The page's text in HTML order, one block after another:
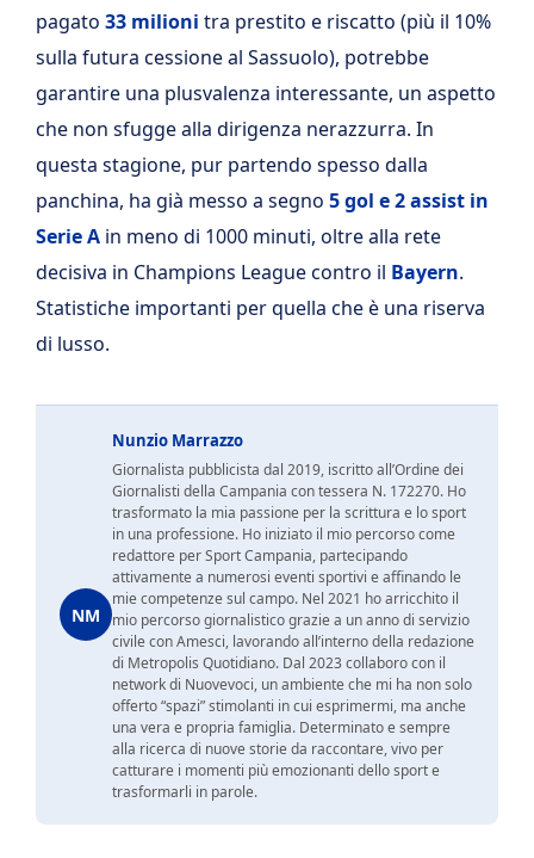
pagato 33 milioni tra prestito e riscatto (più il 10%
sulla futura cessione al Sassuolo), potrebbe
garantire una plusvalenza interessante, un aspetto
che non sfugge alla dirigenza nerazzurra. In
questa stagione, pur partendo spesso dalla
panchina, ha già messo a segno 5 gol e 2 assist in
Serie A in meno di 1000 minuti, oltre alla rete
decisiva in Champions League contro il Bayern.
Statistiche importanti per quella che è una riserva
di lusso.
NM
Nunzio Marrazzo
Giornalista pubblicista dal 2019, iscritto all’Ordine dei
Giornalisti della Campania con tessera N. 172270. Ho
trasformato la mia passione per la scrittura e lo sport
in una professione. Ho iniziato il mio percorso come
redattore per Sport Campania, partecipando
attivamente a numerosi eventi sportivi e affinando le
mie competenze sul campo. Nel 2021 ho arricchito il
mio percorso giornalistico grazie a un anno di servizio
civile con Amesci, lavorando all’interno della redazione
di Metropolis Quotidiano. Dal 2023 collaboro con il
network di Nuovevoci, un ambiente che mi ha non solo
offerto “spazi” stimolanti in cui esprimermi, ma anche
una vera e propria famiglia. Determinato e sempre
alla ricerca di nuove storie da raccontare, vivo per
catturare i momenti più emozionanti dello sport e
trasformarli in parole.